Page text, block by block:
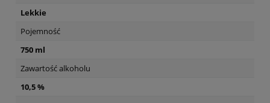
Lekkie
Pojemność
750 ml
Zawartość alkoholu
10,5 %